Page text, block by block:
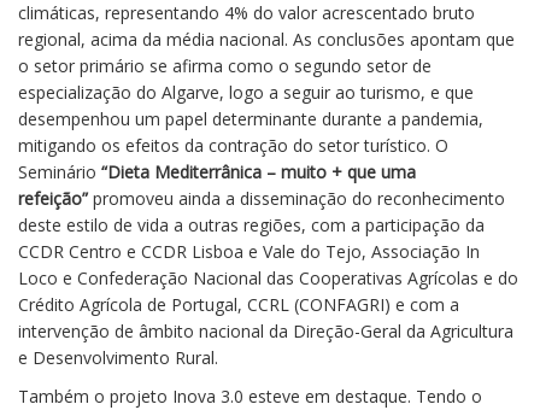
climáticas, representando 4% do valor acrescentado bruto
regional, acima da média nacional. As conclusões apontam que
o setor primário se afirma como o segundo setor de
especialização do Algarve, logo a seguir ao turismo, e que
desempenhou um papel determinante durante a pandemia,
mitigando os efeitos da contração do setor turístico. O
Seminário “Dieta Mediterrânica – muito + que uma
refeição” promoveu ainda a disseminação do reconhecimento
deste estilo de vida a outras regiões, com a participação da
CCDR Centro e CCDR Lisboa e Vale do Tejo, Associação In
Loco e Confederação Nacional das Cooperativas Agrícolas e do
Crédito Agrícola de Portugal, CCRL (CONFAGRI) e com a
intervenção de âmbito nacional da Direção-Geral da Agricultura
e Desenvolvimento Rural.
Também o projeto Inova 3.0 esteve em destaque. Tendo o